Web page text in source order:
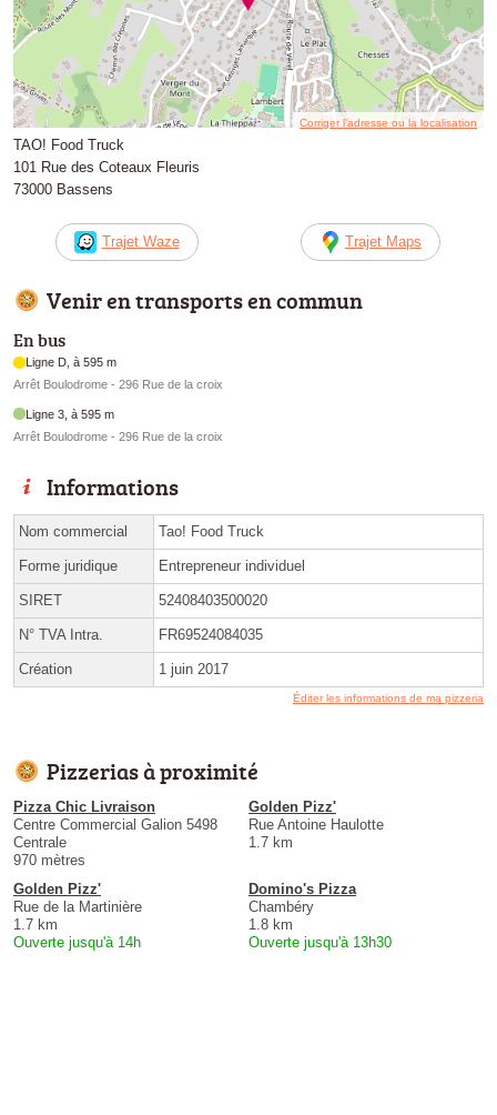
Corriger l’adresse ou la localisation
TAO! Food Truck
101 Rue des Coteaux Fleuris
73000 Bassens
Trajet Waze Trajet Maps
Venir en transports en commun
En bus
Ligne D, à 595 m
Arrêt Boulodrome - 296 Rue de la croix
Ligne 3, à 595 m
Arrêt Boulodrome - 296 Rue de la croix
Informations
Nom commercial Tao! Food Truck
Forme juridique Entrepreneur individuel
SIRET 52408403500020
N° TVA Intra. FR69524084035
Création 1 juin 2017
Éditer les informations de ma pizzeria
Pizzerias à proximité
Pizza Chic Livraison
Centre Commercial Galion 5498
Centrale
970 mètres
Golden Pizz'
Rue Antoine Haulotte
1.7 km
Golden Pizz'
Rue de la Martinière
1.7 km
Ouverte jusqu'à 14h
Domino's Pizza
Chambéry
1.8 km
Ouverte jusqu'à 13h30